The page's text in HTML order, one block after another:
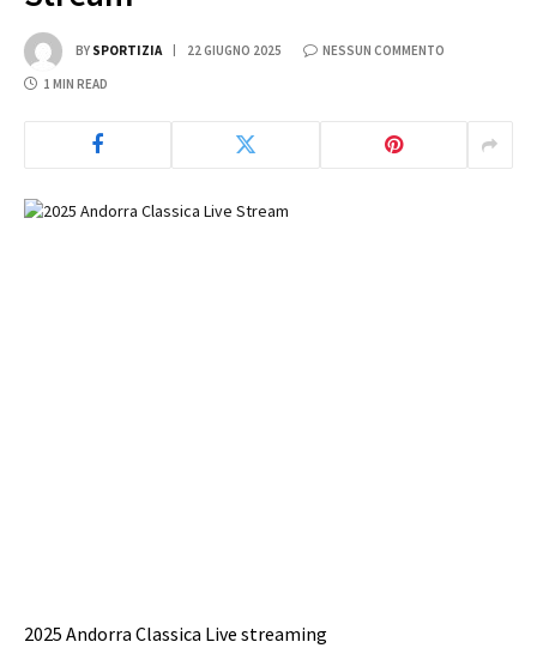
BY SPORTIZIA 22 GIUGNO 2025 NESSUN COMMENTO
1 MIN READ
2025 Andorra Classica Live streaming